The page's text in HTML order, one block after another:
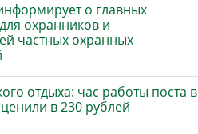
о главных
охранников и
частных охранных
отдыха: час работы поста в
в 230 рублей